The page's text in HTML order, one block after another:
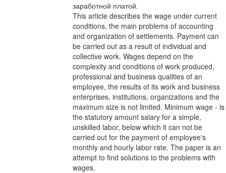
заработной платой.
This article describes the wage under current
conditions, the main problems of accounting
and organization of settlements. Payment can
be carried out as a result of individual and
collective work. Wages depend on the
complexity and conditions of work produced,
professional and business qualities of an
employee, the results of its work and business
enterprises, institutions, organizations and the
maximum size is not limited. Minimum wage - is
the statutory amount salary for a simple,
unskilled labor, below which it can not be
carried out for the payment of employee's
monthly and hourly labor rate. The paper is an
attempt to find solutions to the problems with
wages.